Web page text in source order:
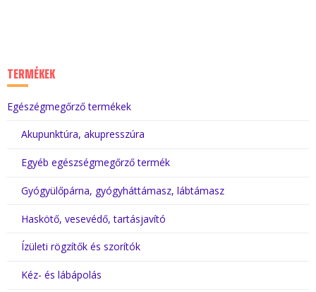
TERMÉKEK
Egészégmegőrző termékek
Akupunktúra, akupresszúra
Egyéb egészségmegőrző termék
Gyógyülőpárna, gyógyháttámasz, lábtámasz
Haskötő, vesevédő, tartásjavító
Ízületi rögzítők és szorítók
Kéz- és lábápolás